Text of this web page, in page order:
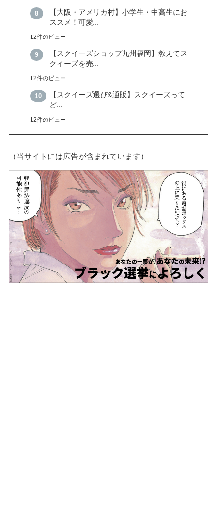
【大阪・アメリカ村】小学生・中高生にお
ススメ！可愛...
12件のビュー
【スクイーズショップ九州福岡】教えてス
クイーズを売...
12件のビュー
【スクイーズ選び&通販】スクイーズって
ど...
12件のビュー
（当サイトには広告が含まれています）